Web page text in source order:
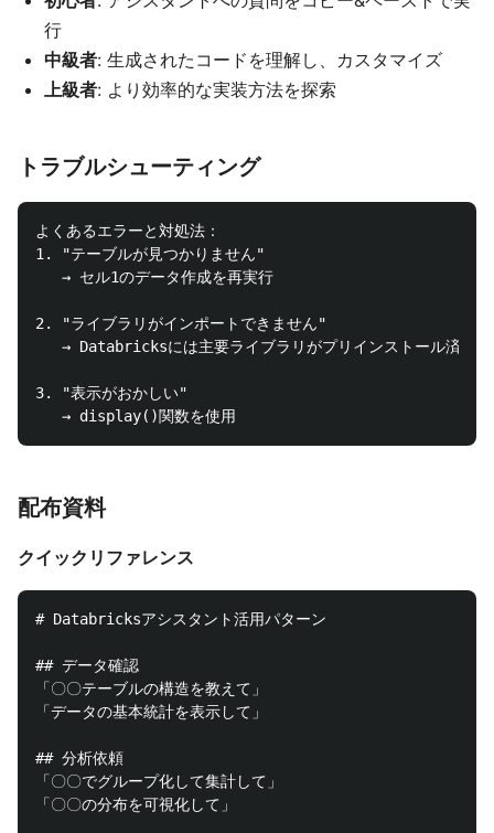
行
中級者: 生成されたコードを理解し、カスタマイズ
上級者: より効率的な実装方法を探索
トラブルシューティング
よくあるエラーと対処法：
1. "テーブルが見つかりません"
   → セル1のデータ作成を再実行
2. "ライブラリがインポートできません"
   → Databricksには主要ライブラリがプリインストール済み
3. "表示がおかしい"
配布資料
クイックリファレンス
# Databricksアシスタント活用パターン
## データ確認
「〇〇テーブルの構造を教えて」
「データの基本統計を表示して」
## 分析依頼
「〇〇でグループ化して集計して」
「〇〇の分布を可視化して」